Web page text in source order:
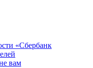
«Сбербанк
вам